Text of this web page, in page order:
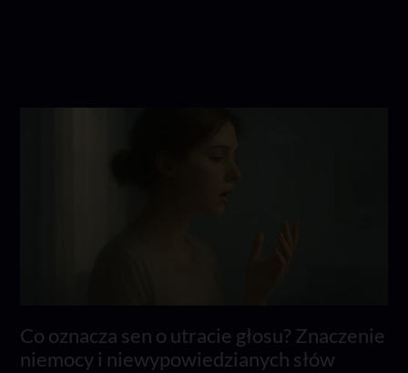
Co oznacza sen o utracie głosu? Znaczenie
niemocy i niewypowiedzianych słów